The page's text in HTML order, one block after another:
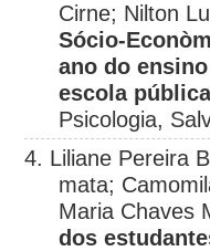
Cirne; Nilton
Sócio-
ano do
escola
Psicologia,
4. Liliane Pereira
mata;
Maria Chaves
dos